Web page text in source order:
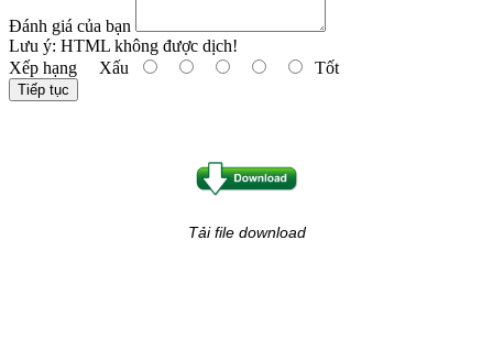
Đánh giá của bạn
Lưu ý: HTML không được dịch!
Xếp hạng Xấu Tốt
Tiếp tục
Tải file download